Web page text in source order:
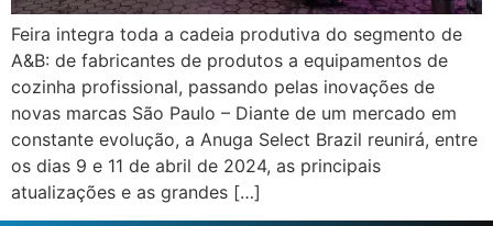
Feira integra toda a cadeia produtiva do segmento de
A&B: de fabricantes de produtos a equipamentos de
cozinha profissional, passando pelas inovações de
novas marcas São Paulo – Diante de um mercado em
constante evolução, a Anuga Select Brazil reunirá, entre
os dias 9 e 11 de abril de 2024, as principais
atualizações e as grandes […]